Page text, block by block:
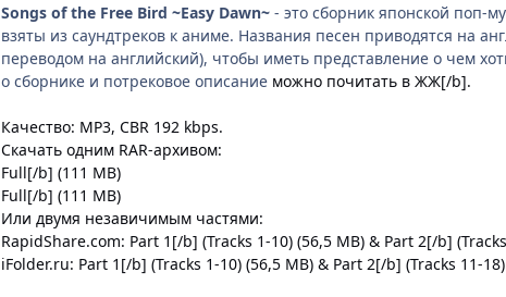
Songs of the Free Bird ~Easy Dawn~ - это сборник японской поп-
взяты из саундтреков к аниме. Названия песен приводятся на
переводом на английский), чтобы иметь представление о чем
о сборнике и потрековое описание можно почитать в ЖЖ[/b].
Качество: MP3, CBR 192 kbps.
Скачать одним RAR-архивом:
Full[/b] (111 MB)
Full[/b] (111 MB)
Или двумя незавичимым частями:
RapidShare.com: Part 1 [/b] (Tracks 1-10) (56,5 MB) & Part 2[/b]
iFolder.ru: Part 1 [/b] (Tracks 1-10) (56,5 MB) & Part 2[/b] (Tracks 11-18)